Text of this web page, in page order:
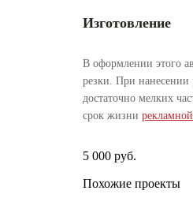
Изготовление
В оформлении этого
резки. При нанесении
достаточно мелких
срок жизни
5 000 руб.
Похожие проекты